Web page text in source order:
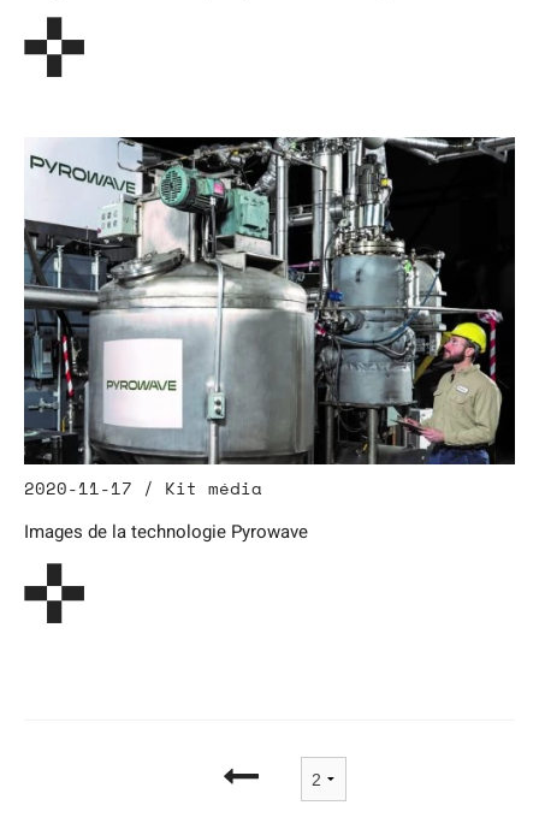
2020-11-17 / Kit média
Images de la technologie Pyrowave